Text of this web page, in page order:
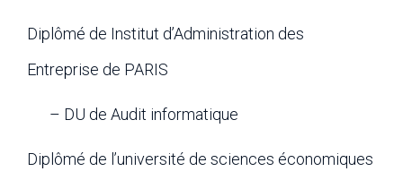
Diplômé de Institut d’Administration des
Entreprise de PARIS
– DU de Audit informatique
Diplômé de l’université de sciences économiques